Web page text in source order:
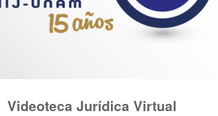
Videoteca Jurídica Virtual